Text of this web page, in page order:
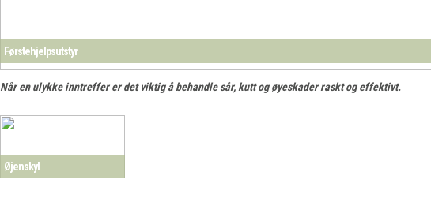
Førstehjelpsutstyr
Når en ulykke inntreffer er det viktig å behandle sår, kutt og øyeskader raskt og effektivt.
Øjenskyl